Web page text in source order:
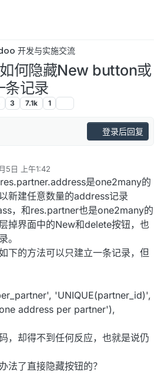
开发与实施交流
何隐藏New button或
条记录
3 7.1k 1
登录后回复
5日 上午1:42
是one2many的
新建任意数量的address记录
，和res.partner也是one2many的
掉界面中的New和delete按钮，也
。
下的方法可以只建立一条记录，但
'UNIQUE(partner_id)',
address per partner'),
，却得不到任何反应，也就是说仍
法了直接隐藏按钮的？